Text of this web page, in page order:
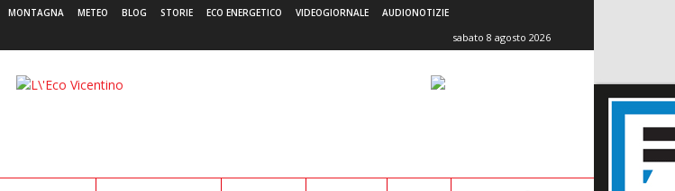
MONTAGNA METEO BLOG STORIE ECO ENERGETICO VIDEOGIORNALE AUDIONOTIZIE
sabato 8 agosto 2026
L'Eco